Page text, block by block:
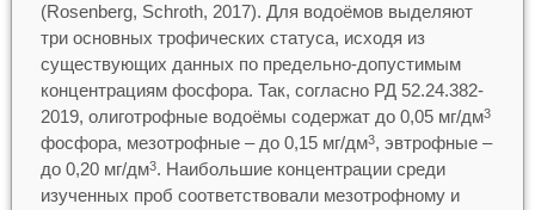
(Rosenberg, Schroth, 2017). Для водоёмов выделяют
три основных трофических статуса, исходя из
существующих данных по предельно-допустимым
концентрациям фосфора. Так, согласно РД 52.24.382-
2019, олиготрофные водоёмы содержат до 0,05 мг/дм3
фосфора, мезотрофные – до 0,15 мг/дм3, эвтрофные –
до 0,20 мг/дм3. Наибольшие концентрации среди
изученных проб соответствовали мезотрофному и